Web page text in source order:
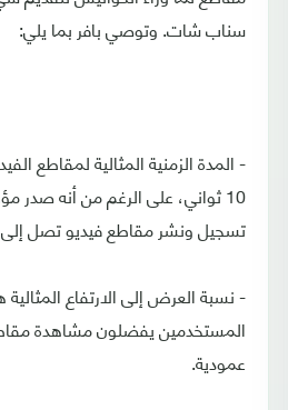
سناب شات. وتوصي بافر بما يلي:
- المدة الزمنية المثالية لمقاطع
10 ثواني، على الرغم من أنه صدر
تسجيل ونشر مقاطع فيديو تصل إلى 60 ثانية.
المستخدمين يفضلون مشاهدة
عمودية.